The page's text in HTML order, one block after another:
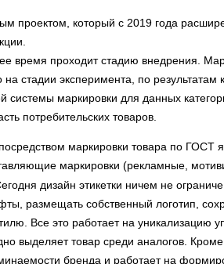
проектом, который с 2019 года
время проходит стадию внедрения.
стадии эксперимента, по результатам
системы маркировки для данных
потребительских товаров.
маркировки товара по ГОСТ
маркировки (рекламные,
дизайн этикетки ничем не
размещать собственный логотип,
Все это работает на уникализацию
выделяет товар среди аналогов.
бренда и работает на